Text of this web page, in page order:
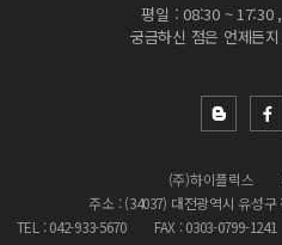
평일 : 08:30 ~ 17:30
궁금하신 점은 언제든
(주)하이플럭스
주소 : (34037) 대전광역시 유성
TEL : 042-933-5670
FAX : 0303-0799-1241